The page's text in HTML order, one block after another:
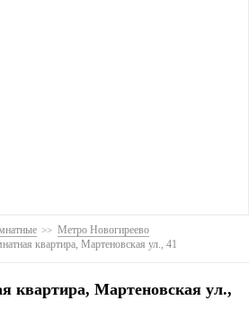
Метро Новогиреево
квартира, Мартеновская ул., 41
квартира, Мартеновская ул.,